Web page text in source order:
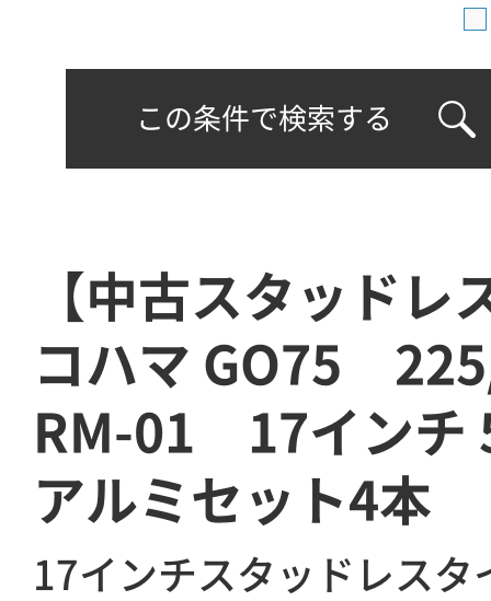
この条件で検索する
【中古スタッドレ
コハマ GO75
RM-01 17イン
アルミセット4本
17インチスタッドレスタ